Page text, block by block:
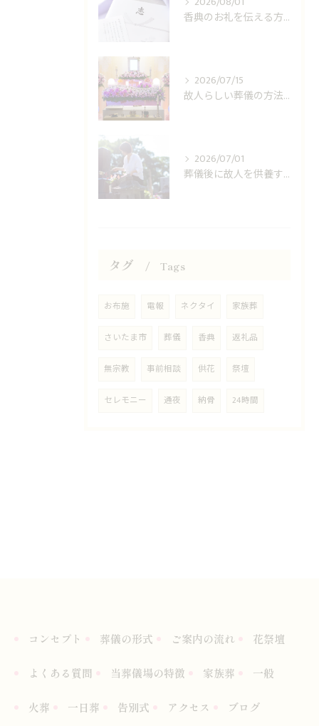
香典のお礼を伝える方法は？
2026/07/15
故人らしい葬儀の方法は？
2026/07/01
葬儀後に故人を供養する方法は？
タグ Tags
お布施 電報 ネクタイ 家族葬
さいたま市 葬儀 香典 返礼品
無宗教 事前相談 供花 祭壇
セレモニー 通夜 納骨 24時間
コンセプト 葬儀の形式 ご案内の流れ 花祭壇
よくある質問 当葬儀場の特徴 家族葬 一般
火葬 一日葬 告別式 アクセス ブログ